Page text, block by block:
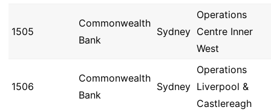
1505
Commonwealth
Bank
Sydney
Operations
Centre Inner
West
1506
Commonwealth
Bank
Sydney
Operations
Liverpool &
Castlereagh